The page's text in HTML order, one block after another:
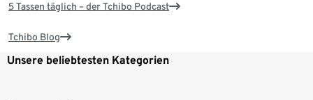
5 Tassen täglich – der Tchibo Podcast
Tchibo Blog
Unsere beliebtesten Kategorien